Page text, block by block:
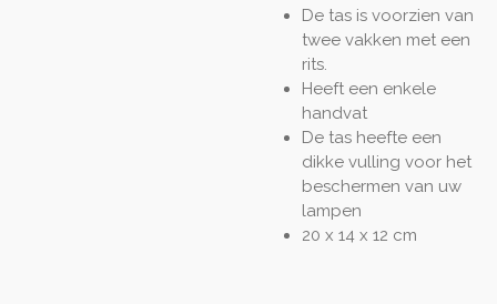
De tas is voorzien van
twee vakken met een
rits.
Heeft een enkele
handvat
De tas heefte een
dikke vulling voor het
beschermen van uw
lampen
20 x 14 x 12 cm